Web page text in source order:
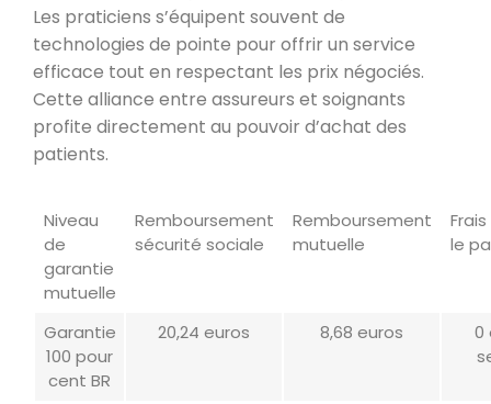
Les praticiens s’équipent souvent de
technologies de pointe pour offrir un service
efficace tout en respectant les prix négociés.
Cette alliance entre assureurs et soignants
profite directement au pouvoir d’achat des
patients.
Niveau
de
garantie
mutuelle
Remboursement
sécurité sociale
Remboursement
mutuelle
le
Garantie
100 pour
cent BR
20,24 euros 8,68 euros
0